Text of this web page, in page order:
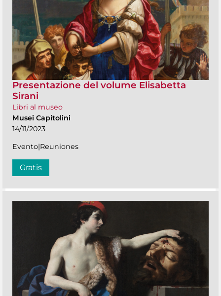
Presentazione del volume Elisabetta
Sirani
Libri al museo
Musei Capitolini
14/11/2023
Evento|Reuniones
Gratis